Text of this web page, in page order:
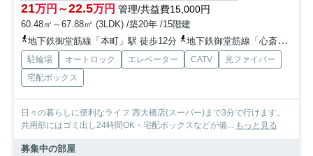
21万円～22.5万円 管理/共益費15,000円
60.48㎡～67.88㎡ (3LDK) /築20年 /15階建
地下鉄御堂筋線「本町」駅 徒歩12分
地下鉄御堂筋線「心斎橋」駅 徒歩14分
駐輪場 オートロック エレベーター CATV
光ファイバー
宅配ボックス
日々の暮らしに便利なライフ 西大橋店(スーパー)まで3分で行けます。
共用部にはゴミ出し24時間OK・宅配ボックスなどが備... もっと見る
募集中の部屋